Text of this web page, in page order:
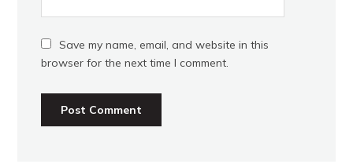
Save my name, email, and website in this
browser for the next time I comment.